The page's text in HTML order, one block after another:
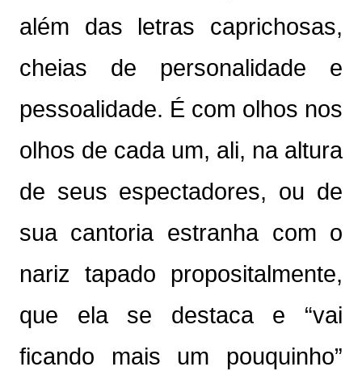
além das letras caprichosas,
cheias de personalidade e
pessoalidade. É com olhos nos
olhos de cada um, ali, na altura
de seus espectadores, ou de
sua cantoria estranha com o
nariz tapado propositalmente,
que ela se destaca e “vai
ficando mais um pouquinho”